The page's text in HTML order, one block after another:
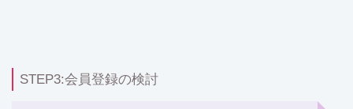
STEP3:会員登録の検討